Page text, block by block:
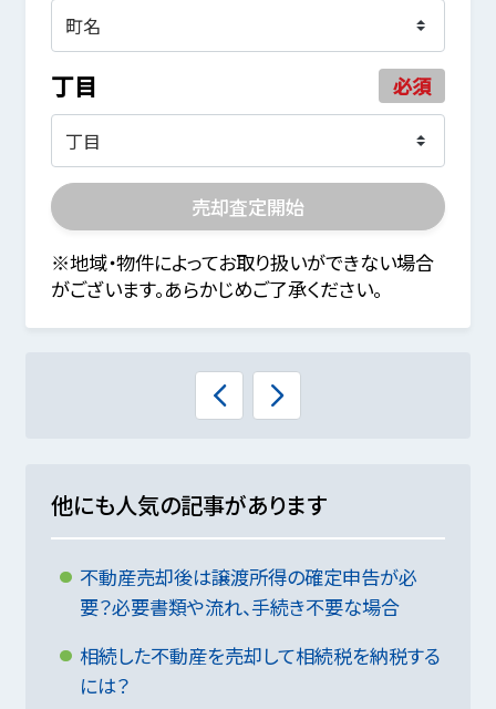
丁目 必須
売却査定開始
※地域・物件によってお取り扱いができない場合
がございます。あらかじめご了承ください。
他にも人気の記事があります
不動産売却後は譲渡所得の確定申告が必
要？必要書類や流れ、手続き不要な場合
相続した不動産を売却して相続税を納税する
には？